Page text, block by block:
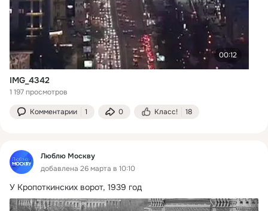
00:12
IMG_4342
1 197 просмотров
Комментарии 1 0 Класс! 18
Люблю Москву
добавлена 26 марта в 10:10
У Кропоткинских ворот, 1939 год